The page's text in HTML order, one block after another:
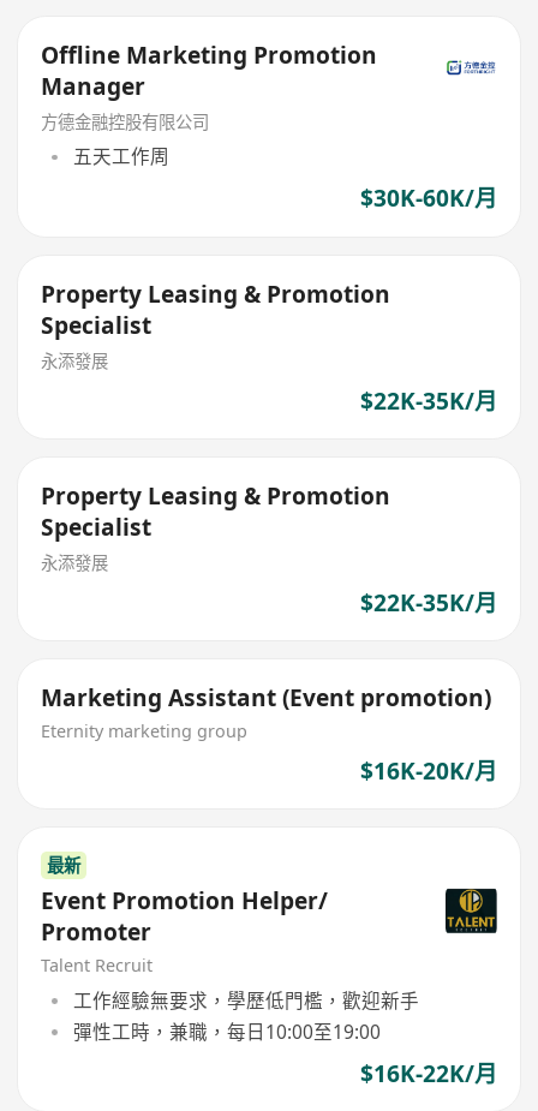
Offline Marketing Promotion
Manager
方德金融控股有限公司
五天工作周
$30K-60K/月
Property Leasing & Promotion
Specialist
永添發展
$22K-35K/月
Property Leasing & Promotion
Specialist
永添發展
$22K-35K/月
Marketing Assistant (Event promotion)
Eternity marketing group
$16K-20K/月
最新
Event Promotion Helper/
Promoter
Talent Recruit
工作經驗無要求，學歷低門檻，歡迎新手
彈性工時，兼職，每日10:00至19:00
$16K-22K/月